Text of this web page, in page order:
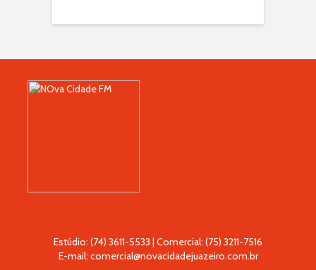
Estúdio: (74) 3611-5533 | Comercial: (75) 3211-7516
E-mail: comercial@novacidadejuazeiro.com.br